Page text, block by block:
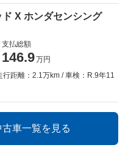
X ホンダセンシング
支払総額
146.9万円
行距離：2.1万km
車検：R.9年11
車一覧を見る